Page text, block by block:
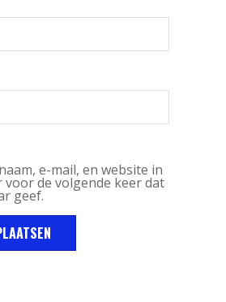
e-mail, en website in
voor de volgende keer dat
geef.